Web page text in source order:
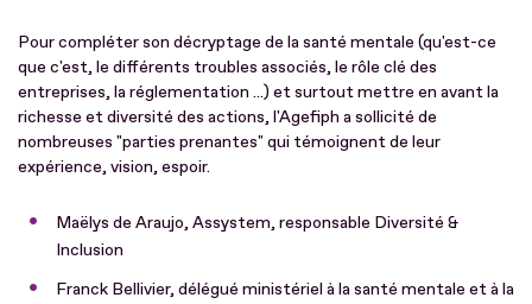
Pour compléter son décryptage de la santé mentale (qu'est-ce
que c'est, le différents troubles associés, le rôle clé des
entreprises, la réglementation ...) et surtout mettre en avant la
richesse et diversité des actions, l'Agefiph a sollicité de
nombreuses "parties prenantes" qui témoignent de leur
expérience, vision, espoir.
Maëlys de Araujo, Assystem, responsable Diversité &
Inclusion
Franck Bellivier, délégué ministériel à la santé mentale et à la